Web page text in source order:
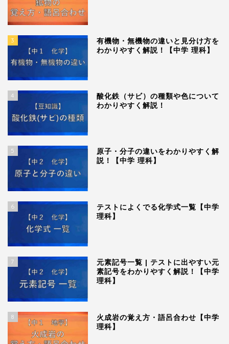
3
有機物・無機物の違いと見分け方を
わかりやすく解説！【中学 理科】
4
酸化鉄（サビ）の種類や色について
わかりやすく解説！
5
原子・分子の違いをわかりやすく解
説！【中学 理科】
6
テストによくでる化学式一覧【中学
理科】
7
元素記号一覧 | テストに出やすい元
素記号をわかりやすく解説！【中学
理科】
8
火成岩の覚え方・語呂合わせ【中学
理科】